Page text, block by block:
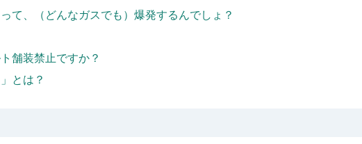
て、（どんなガスでも）爆発するんでしょ？
舗装禁止ですか？
とは？